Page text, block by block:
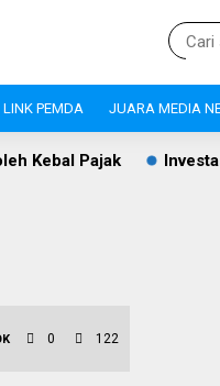
LINK PEMDA JUARA MEDIA
Investasi Pandeglang
0 122